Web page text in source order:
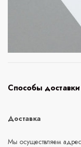
Способы
Доставка
Мы осуществляем